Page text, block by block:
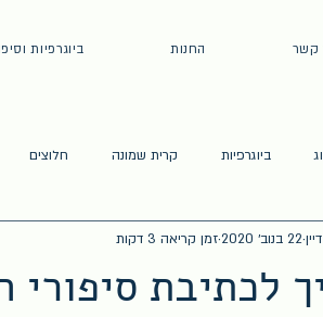
ביוגרפיות החנות קשר
ביוגרפיות קרית שמונה חלוצים
לכתיבת
22 בנוב׳ 2020 זמן קריאה 3 דקות